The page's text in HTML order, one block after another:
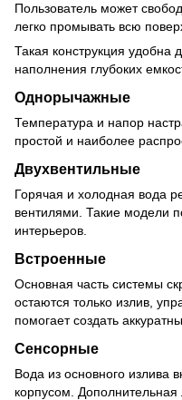
Пользователь может
легко промывать всю
Такая конструкция удобна
наполнения глубоких
Однорычажные
Температура и напор
простой и наиболее
Двухвентильные
Горячая и холодная вода
вентилями. Такие модели
интерьеров.
Встроенные
Основная часть системы
остаются только излив,
помогает создать
Сенсорные
Вода из основного излива
корпусом.